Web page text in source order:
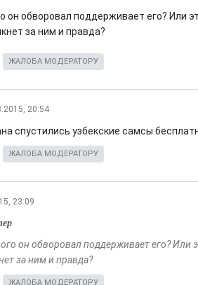
он обворовал поддерживает его? Или
за ним и правда?
ЖАЛОБА МОДЕРАТОРУ
20:54
спустились узбекские самсы
ЖАЛОБА МОДЕРАТОРУ
23:09
он обворовал поддерживает его? Или
за ним и правда?
ЖАЛОБА МОДЕРАТОРУ